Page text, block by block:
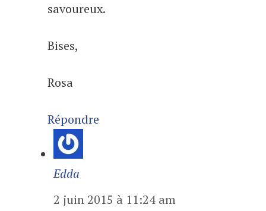
savoureux.
Bises,
Rosa
Répondre
Edda
2 juin 2015 à 11:24 am